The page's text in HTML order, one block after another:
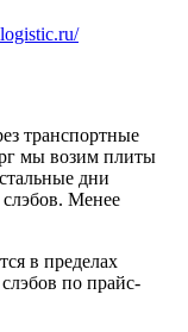
транспортные
мы возим плиты
дни
слэбов. Менее
в пределах
по прайс-